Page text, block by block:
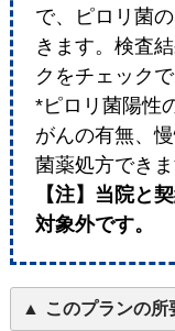
で、ピロリ菌
きます。検査
クをチェックで
*ピロリ菌陽性
がんの有無、
菌薬処方でき
【注】当院と
対象外です。
このプランの所